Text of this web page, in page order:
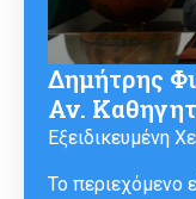
Δημήτρης
Αν.
Εξειδικευμένη
Το περιεχόμενο